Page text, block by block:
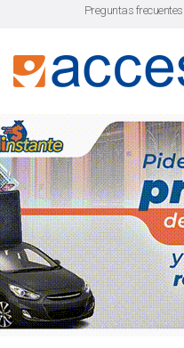
Preguntas frecuentes